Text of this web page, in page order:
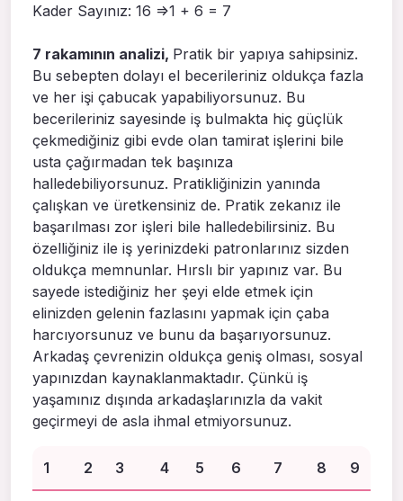
Kader Sayınız: 16 =>1 + 6 = 7
7 rakamının analizi, Pratik bir yapıya sahipsiniz.
Bu sebepten dolayı el becerileriniz oldukça fazla
ve her işi çabucak yapabiliyorsunuz. Bu
becerileriniz sayesinde iş bulmakta hiç güçlük
çekmediğiniz gibi evde olan tamirat işlerini bile
usta çağırmadan tek başınıza
halledebiliyorsunuz. Pratikliğinizin yanında
çalışkan ve üretkensiniz de. Pratik zekanız ile
başarılması zor işleri bile halledebilirsiniz. Bu
özelliğiniz ile iş yerinizdeki patronlarınız sizden
oldukça memnunlar. Hırslı bir yapınız var. Bu
sayede istediğiniz her şeyi elde etmek için
elinizden gelenin fazlasını yapmak için çaba
harcıyorsunuz ve bunu da başarıyorsunuz.
Arkadaş çevrenizin oldukça geniş olması, sosyal
yapınızdan kaynaklanmaktadır. Çünkü iş
yaşamınız dışında arkadaşlarınızla da vakit
geçirmeyi de asla ihmal etmiyorsunuz.
1 2 3 4 5 6 7 8 9